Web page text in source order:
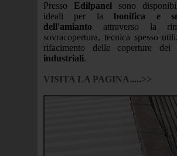
Presso Edilpanel sono
ideali per labonifica e
dell'amianto attraverso la
sovracopertura, tecnica spesso
rifacimento delle coperture dei
industriali.
VISITA LA PAGINA.....>>